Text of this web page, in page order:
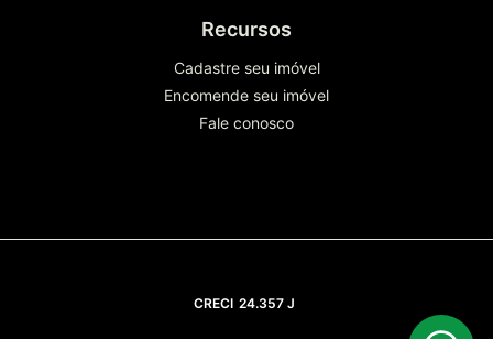
Capão da Canoa.Recursos
Cadastre seu imóvel
Encomende seu imóvel
Fale conosco
CRECI 24.357 J